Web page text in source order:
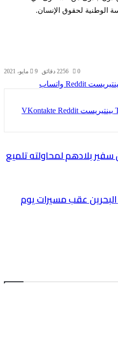
الوطنية لحقوق الإنسان.
9 مايو، 2021 0
2562 دقائق
واتساب
بينتيريست
بلادهم لمحاولته تلميع
عقب مسيرات يوم